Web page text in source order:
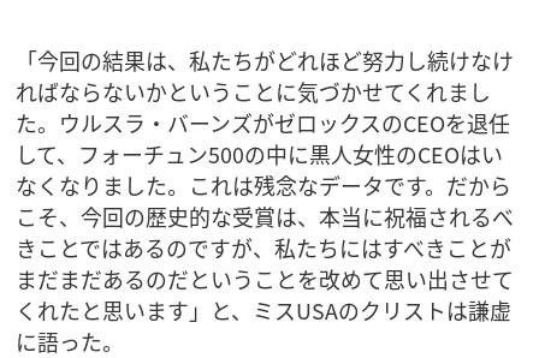
「今回の結果は、私たちがどれほど努力し続けなけ
ればならないかということに気づかせてくれまし
た。ウルスラ・バーンズがゼロックスのCEOを退任
して、フォーチュン500の中に黒人女性のCEOはい
なくなりました。これは残念なデータです。だから
こそ、今回の歴史的な受賞は、本当に祝福されるべ
きことではあるのですが、私たちにはすべきことが
まだまだあるのだということを改めて思い出させて
くれたと思います」と、ミスUSAのクリストは謙虚
に語った。